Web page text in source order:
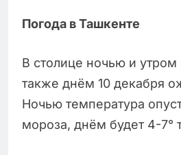
Погода в Ташкенте
В столице ночью и утром
также днём 10 декабря
Ночью температура
мороза, днём будет 4-7°